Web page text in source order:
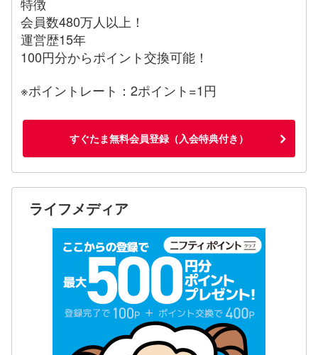
会員数480万人以上！
運営歴15年
100円分からポイント交換可能！
※ポイントレート：2ポイント=1円
すぐたま無料会員登録（入会特典付き）
ライフメディア